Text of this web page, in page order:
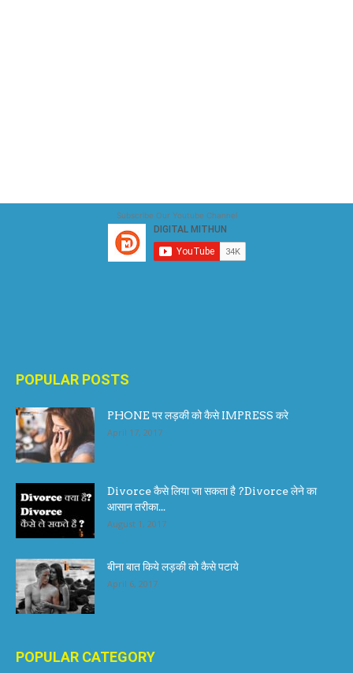
Subscribe Our Youtube Channel
POPULAR POSTS
PHONE पर लड़की को कैसे IMPRESS करे
April 17, 2017
Divorce कैसे लिया जा सकता है ?Divorce लेने का
आसान तरीका...
August 1, 2017
बीना बात किये लड़की को कैसे पटाये
April 6, 2017
POPULAR CATEGORY